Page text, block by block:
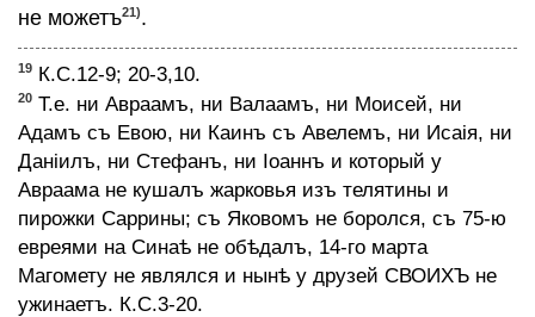
не можетъ21).
19 К.С.12-9; 20-3,10.
20 Т.е. ни Авраамъ, ни Валаамъ, ни Моисей, ни
Адамъ съ Евою, ни Каинъ съ Авелемъ, ни Исаiя, ни
Данiилъ, ни Стефанъ, ни Iоаннъ и который у
Авраама не кушалъ жарковья изъ телятины и
пирожки Саррины; съ Яковомъ не боролся, съ 75-ю
евреями на Синаѣ не обѣдалъ, 14-го марта
Магомету не являлся и нынѣ у друзей СВОИХЪ не
ужинаетъ. К.С.3-20.